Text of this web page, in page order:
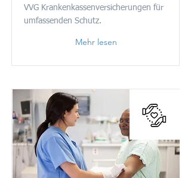
VVG Krankenkassenversicherungen für
umfassenden Schutz.
Mehr lesen